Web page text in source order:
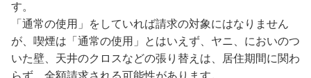
す。
「通常の使用」をしていれば請求の対象にはなりません
が、喫煙は「通常の使用」とはいえず、ヤニ、においのつ
いた壁、天井のクロスなどの張り替えは、居住期間に関わ